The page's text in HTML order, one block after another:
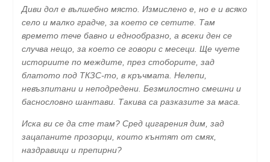
Диви дол е вълшебно място. Измислено e, но е и всяко
село и малко градче, за което се сетите. Там
времето тече бавно и еднообразно, а всеки ден се
случва нещо, за което се говори с месеци. Ще чуете
историите по междите, през стоборите, зад
блатото под ТКЗС-то, в кръчмата. Нелепи,
невъзпитани и неподредени. Безмилостно смешни и
баснословно шантави. Такива са разказите за маса.
Иска ви се да сте там? Сред цигарения дим, зад
зацапаните прозорци, които кънтят от смях,
наздравици и препирни?